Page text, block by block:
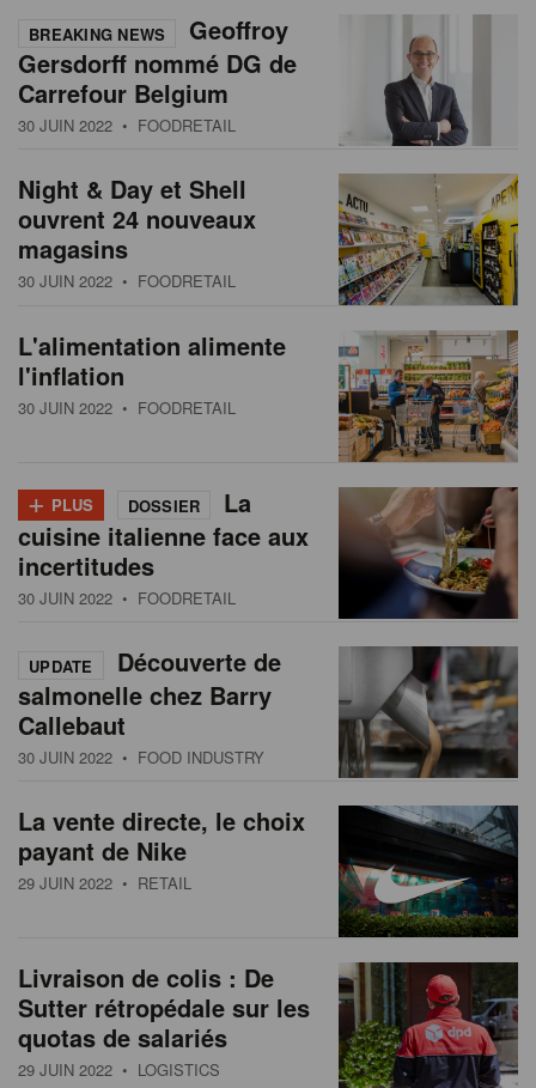
BREAKING NEWS
Geoffroy
Gersdorff nommé DG de
Carrefour Belgium
30 JUIN 2022 • FOODRETAIL
Night & Day et Shell
ouvrent 24 nouveaux
magasins
30 JUIN 2022 • FOODRETAIL
L'alimentation alimente
l'inflation
30 JUIN 2022 • FOODRETAIL
+ PLUS DOSSIER
La
cuisine italienne face aux
incertitudes
30 JUIN 2022 • FOODRETAIL
UPDATE
Découverte de
salmonelle chez Barry
Callebaut
30 JUIN 2022 • FOOD INDUSTRY
La vente directe, le choix
payant de Nike
29 JUIN 2022 • RETAIL
Livraison de colis : De
Sutter rétropédale sur les
quotas de salariés
29 JUIN 2022 • LOGISTICS